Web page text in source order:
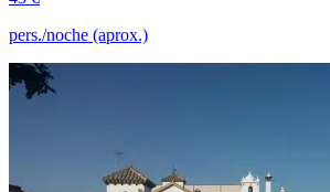
pers./noche (aprox.)